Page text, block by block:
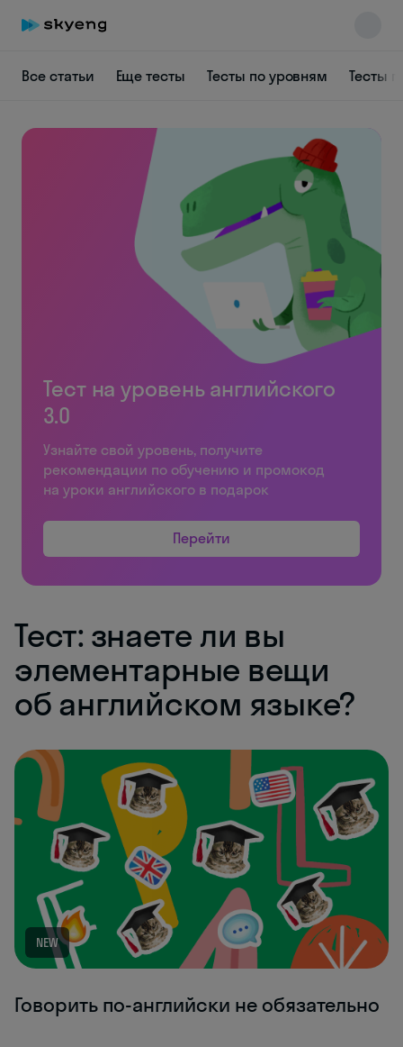
Все статьи Еще тесты Тесты по уровням Тесты
Тест на уровень английского
3.0
Узнайте свой уровень, получите
рекомендации по обучению и промокод
на уроки английского в подарок
Перейти
Тест: знаете ли вы
элементарные вещи
об английском языке?
NEW
Говорить по-английски не обязательно